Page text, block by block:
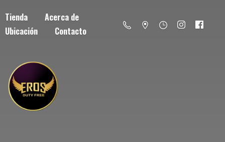
Tienda
Acerca de
Ubicación
Contacto